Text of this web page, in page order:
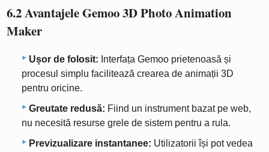
6.2 Avantajele Gemoo 3D Photo Animation
Maker
Ușor de folosit: Interfața Gemoo prietenoasă și
procesul simplu facilitează crearea de animații 3D
pentru oricine.
Greutate redusă: Fiind un instrument bazat pe web,
nu necesită resurse grele de sistem pentru a rula.
Previzualizare instantanee: Utilizatorii își pot vedea